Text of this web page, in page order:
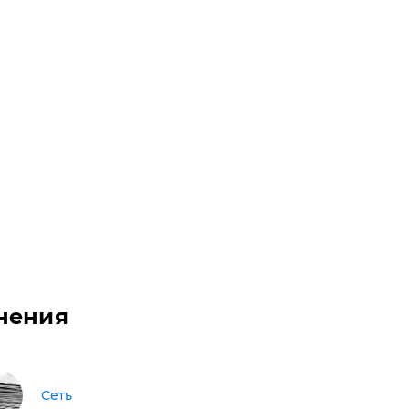
Сеть